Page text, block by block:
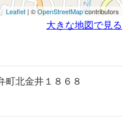
Leaflet | ©OpenStreetMapcontributors
大きな地図で見る
町北金井１８６８